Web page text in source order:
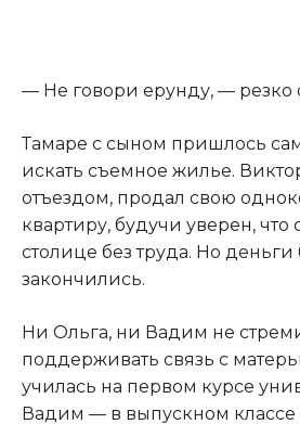
— Не говори ерунду, — резко
Тамаре с сыном пришлось
искать съемное жилье.
отъездом, продал свою
квартиру, будучи уверен, что
столице без труда. Но деньги
закончились.
Ни Ольга, ни Вадим не
поддерживать связь с
училась на первом курсе
Вадим — в выпускном